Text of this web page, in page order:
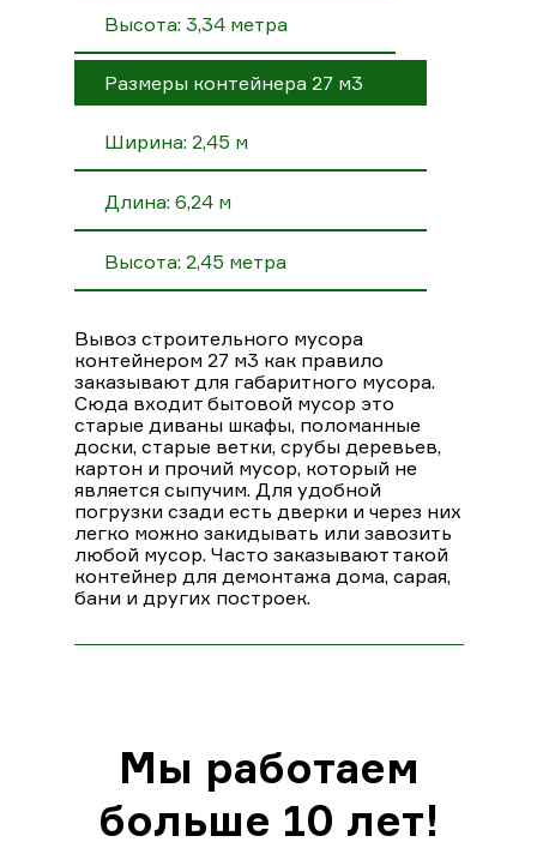
Высота: 3,34 метра
Размеры контейнера 27 м3
Ширина: 2,45 м
Длина: 6,24 м
Высота: 2,45 метра
Вывоз строительного мусора
контейнером 27 м3 как правило
заказывают для габаритного мусора.
Сюда входит бытовой мусор это
старые диваны шкафы, поломанные
доски, старые ветки, срубы деревьев,
картон и прочий мусор, который не
является сыпучим. Для удобной
погрузки сзади есть дверки и через них
легко можно закидывать или завозить
любой мусор. Часто заказывают такой
контейнер для демонтажа дома, сарая,
бани и других построек.
Мы работаем
больше 10 лет!